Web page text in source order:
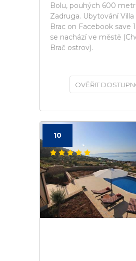
Bolu, pouhých 600
Zadruga. Ubytování
Brac on Facebook save
se nachází ve městě
Brač ostrov).
OVĚŘIT
10